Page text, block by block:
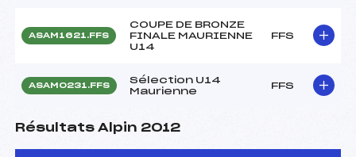
ASAM1621.FFS
COUPE DE BRONZE
FINALE MAURIENNE
U14
FFS
ASAM0231.FFS
Sélection U14
Maurienne
FFS
Résultats Alpin 2012